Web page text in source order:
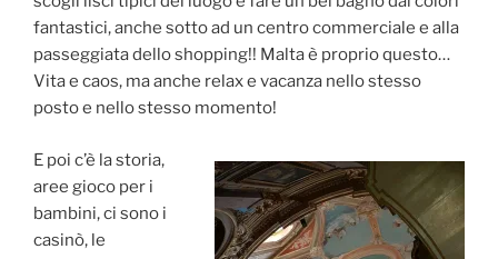
fantastici, anche sotto ad un centro commerciale e alla
passeggiata dello shopping!! Malta è proprio questo…
Vita e caos, ma anche relax e vacanza nello stesso
posto e nello stesso momento!
E poi c’è la storia,
aree gioco per i
bambini, ci sono i
casinò, le